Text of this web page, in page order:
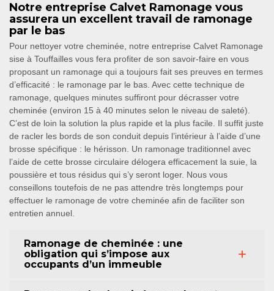
Notre entreprise Calvet Ramonage vous
assurera un excellent travail de ramonage
par le bas
Pour nettoyer votre cheminée, notre entreprise Calvet Ramonage
sise à Touffailles vous fera profiter de son savoir-faire en vous
proposant un ramonage qui a toujours fait ses preuves en termes
d’efficacité : le ramonage par le bas. Avec cette technique de
ramonage, quelques minutes suffiront pour décrasser votre
cheminée (environ 15 à 40 minutes selon le niveau de saleté).
C’est de loin la solution la plus rapide et la plus facile. Il suffit juste
de racler les bords de son conduit depuis l’intérieur à l’aide d’une
brosse spécifique : le hérisson. Un ramonage traditionnel avec
l’aide de cette brosse circulaire délogera efficacement la suie, la
poussière et tous résidus qui s’y seront loger. Nous vous
conseillons toutefois de ne pas attendre très longtemps pour
effectuer le ramonage de votre cheminée afin de faciliter son
entretien annuel.
Ramonage de cheminée : une
obligation qui s’impose aux
occupants d’un immeuble